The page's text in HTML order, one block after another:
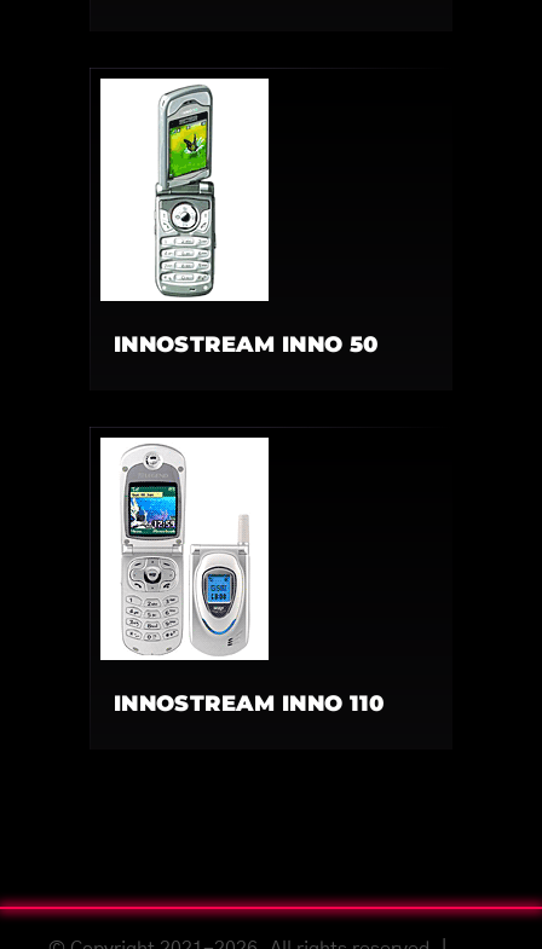
INNOSTREAM INNO 50
INNOSTREAM INNO 110